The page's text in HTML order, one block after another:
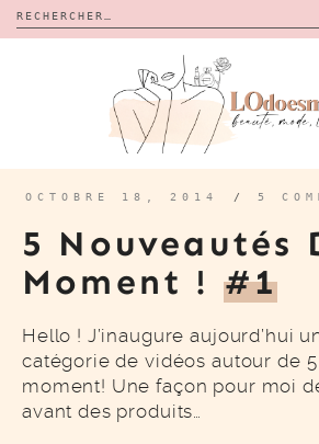
Rechercher :
CALENDRIERS DE L’AVENT
BON PLAN
À PROPOS
CONTACT
OCTOBRE 18, 2014 / 5
5 Nouveautés
Moment ! #1
Hello ! J’inaugure aujourd’hui
catégorie de vidéos autour de
moment! Une façon pour moi
avant des produits…